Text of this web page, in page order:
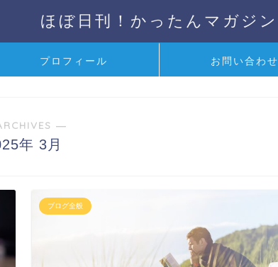
ほぼ日刊！かったんマガジン
プロフィール お問い合わせ
―
年 3月
ブログ全般